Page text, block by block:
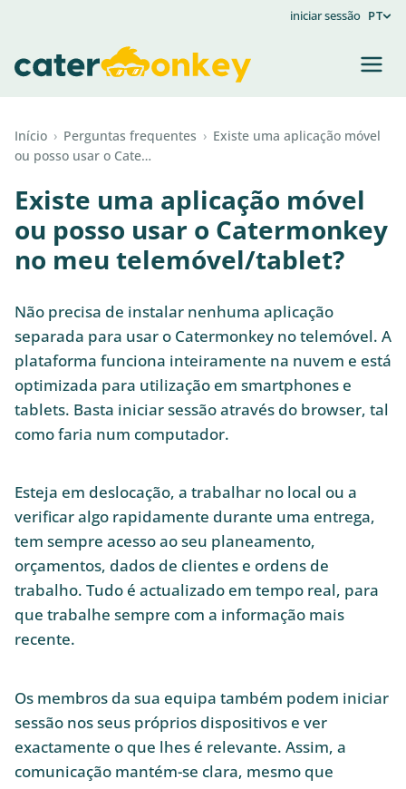
iniciar sessão PT
Início › Perguntas frequentes › Existe uma aplicação móvel
ou posso usar o Cate…
Existe uma aplicação móvel
ou posso usar o Catermonkey
no meu telemóvel/tablet?
Não precisa de instalar nenhuma aplicação
separada para usar o Catermonkey no telemóvel. A
plataforma funciona inteiramente na nuvem e está
optimizada para utilização em smartphones e
tablets. Basta iniciar sessão através do browser, tal
como faria num computador.
Esteja em deslocação, a trabalhar no local ou a
verificar algo rapidamente durante uma entrega,
tem sempre acesso ao seu planeamento,
orçamentos, dados de clientes e ordens de
trabalho. Tudo é actualizado em tempo real, para
que trabalhe sempre com a informação mais
recente.
Os membros da sua equipa também podem iniciar
sessão nos seus próprios dispositivos e ver
exactamente o que lhes é relevante. Assim, a
comunicação mantém-se clara, mesmo que